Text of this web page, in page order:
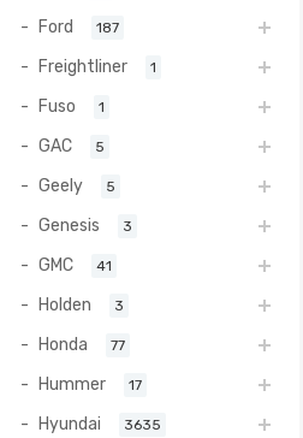
Ford 187
Freightliner 1
Fuso 1
GAC 5
Geely 5
Genesis 3
GMC 41
Holden 3
Honda 77
Hummer 17
Hyundai 3635